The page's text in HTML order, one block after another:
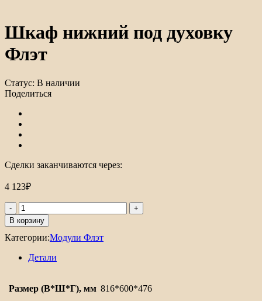
Шкаф нижний под духовку
Флэт
Статус: В наличии
Поделиться
Сделки заканчиваются через:
4 123₽
Количество
товара
Шкаф
нижний
духовку
В корзину
Категории:Модули Флэт
Детали
Размер (В*Ш*Г), мм 816*600*476